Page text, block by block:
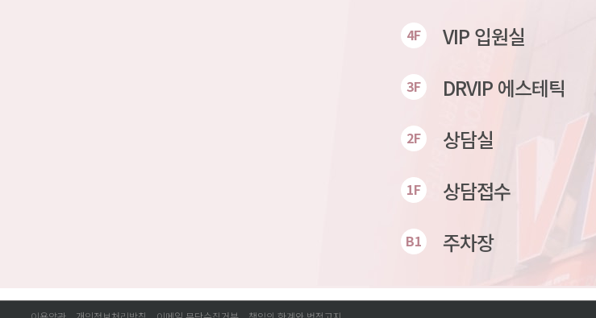
4F VIP 입원실
3F DRVIP 에스테틱
2F 상담실
1F 상담접수
B1 주차장